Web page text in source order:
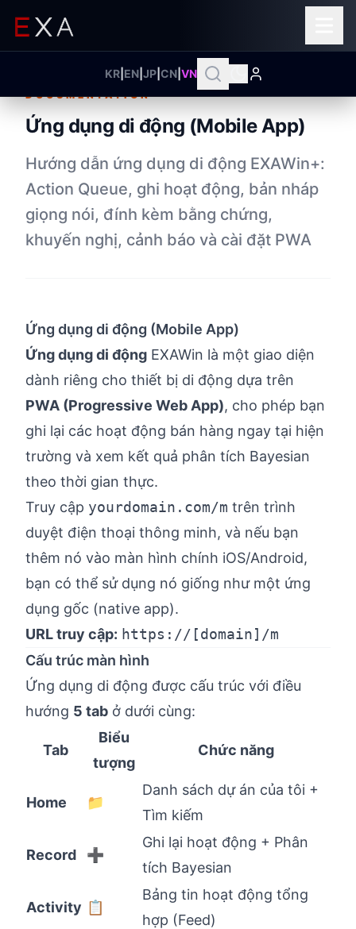
KR EN JP CN VN
DOCUMENTATION
Ứng dụng di động (Mobile App)
Hướng dẫn ứng dụng di động EXAWin+:
Action Queue, ghi hoạt động, bản nháp
giọng nói, đính kèm bằng chứng,
khuyến nghị, cảnh báo và cài đặt PWA
Ứng dụng di động (Mobile App)
Ứng dụng di động EXAWin là một giao diện
dành riêng cho thiết bị di động dựa trên
PWA (Progressive Web App), cho phép bạn
ghi lại các hoạt động bán hàng ngay tại hiện
trường và xem kết quả phân tích Bayesian
theo thời gian thực.
Truy cập yourdomain.com/m trên trình
duyệt điện thoại thông minh, và nếu bạn
thêm nó vào màn hình chính iOS/Android,
bạn có thể sử dụng nó giống như một ứng
dụng gốc (native app).
URL truy cập: https://[domain]/m
Cấu trúc màn hình
Ứng dụng di động được cấu trúc với điều
hướng 5 tab ở dưới cùng:
Tab
Biểu
tượng
Chức năng
Home 📁
Danh sách dự án của tôi +
Tìm kiếm
Record ➕
Ghi lại hoạt động + Phân
tích Bayesian
Activity 📋
Bảng tin hoạt động tổng
hợp (Feed)